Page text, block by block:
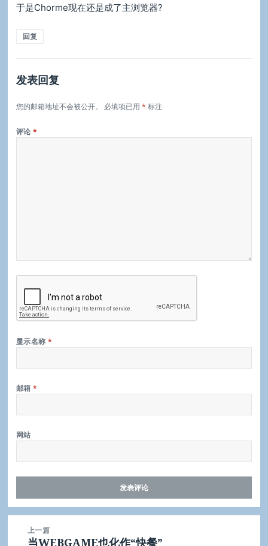
于是Chorme现在还是成了主浏览器?
回复
发表回复
您的邮箱地址不会被公开。 必填项已用 * 标注
评论*
显示名称*
邮箱*
网站
上一篇
上
当WEBGAME也化作“快餐”